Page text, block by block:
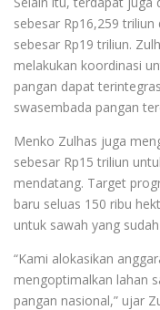
sebesar Rp16,259
sebesar Rp19 triliun.
melakukan koordinasi
pangan dapat
swasembada pangan
Menko Zulhas juga
sebesar Rp15 triliun
mendatang. Target
baru seluas 150 ribu
untuk sawah yang
“Kami alokasikan
mengoptimalkan lahan
pangan nasional,” ujar